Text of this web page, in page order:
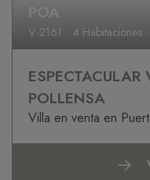
POA
V-2161 4 Habitaciones
ESPECTACULAR
POLLENSA
Villa en venta en